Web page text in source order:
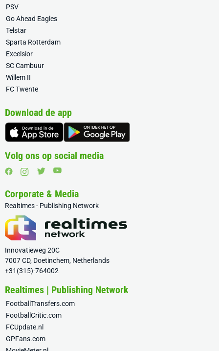
PSV
Go Ahead Eagles
Telstar
Sparta Rotterdam
Excelsior
SC Cambuur
Willem II
FC Twente
Download de app
Volg ons op social media
Corporate & Media
Realtimes - Publishing Network
Innovatieweg 20C
7007 CD, Doetinchem, Netherlands
+31(315)-764002
Realtimes | Publishing Network
FootballTransfers.com
FootballCritic.com
FCUpdate.nl
GPFans.com